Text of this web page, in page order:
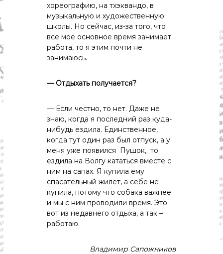
хореографию, на тхэквандо, в
музыкальную и художественную
школы. Но сейчас, из-за того, что
все мое основное время занимает
работа, то я этим почти не
занимаюсь.
— Отдыхать получается?
— Если честно, то нет. Даже не
знаю, когда я последний раз куда-
нибудь ездила. Единственное,
когда тут один раз был отпуск, а у
меня уже появился Пушок, то
ездила на Волгу кататься вместе с
ним на сапах. Я купила ему
спасательный жилет, а себе не
купила, потому что собака важнее
и мы с ним проводили время. Это
вот из недавнего отдыха, а так –
работаю.
Владимир Сапожников